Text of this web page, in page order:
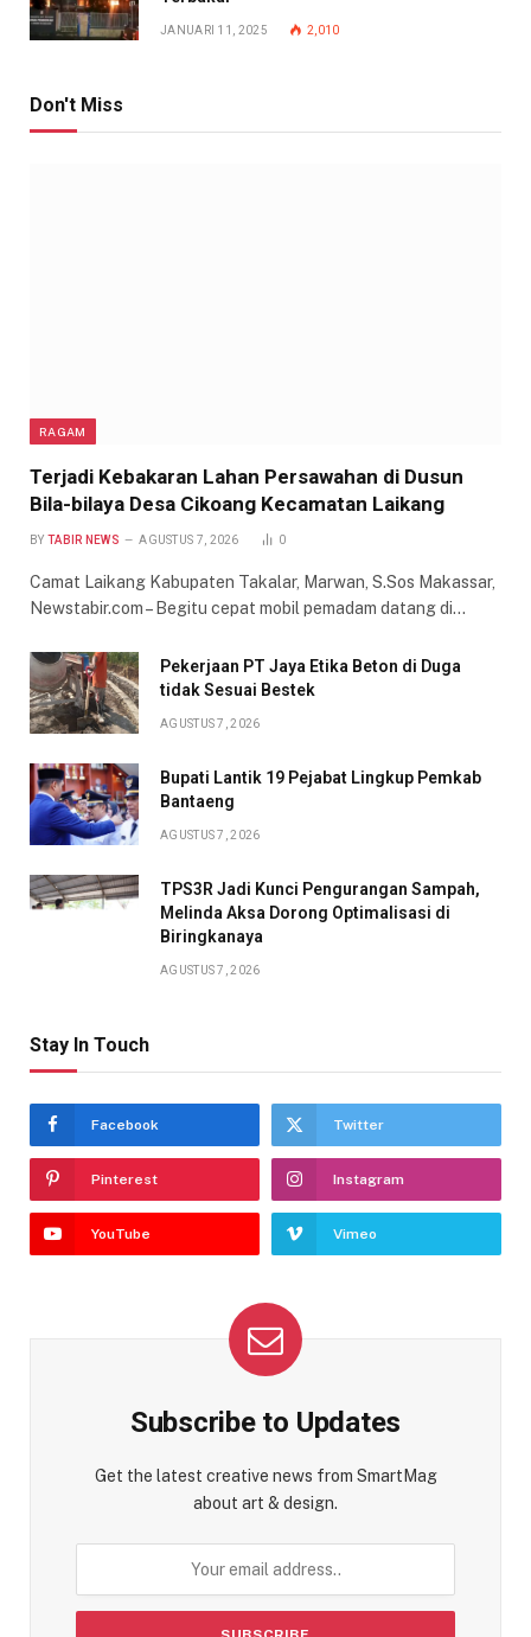
JANUARI 11, 2025 2,010
Don't Miss
RAGAM
Terjadi Kebakaran Lahan Persawahan di Dusun
Bila-bilaya Desa Cikoang Kecamatan Laikang
BY TABIR NEWS AGUSTUS 7, 2026 0
Camat Laikang Kabupaten Takalar, Marwan, S.Sos Makassar,
Newstabir.com – Begitu cepat mobil pemadam datang di…
Pekerjaan PT Jaya Etika Beton di Duga
tidak Sesuai Bestek
AGUSTUS 7, 2026
Bupati Lantik 19 Pejabat Lingkup Pemkab
Bantaeng
AGUSTUS 7, 2026
TPS3R Jadi Kunci Pengurangan Sampah,
Melinda Aksa Dorong Optimalisasi di
Biringkanaya
AGUSTUS 7, 2026
Stay In Touch
Facebook Twitter
Pinterest Instagram
YouTube Vimeo
Subscribe to Updates
Get the latest creative news from SmartMag
about art & design.